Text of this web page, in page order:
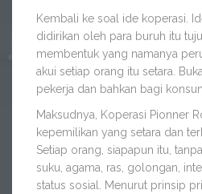
Kembali ke soal ide koperasi.
didirikan oleh para buruh itu
membentuk yang namanya
akui setiap orang itu setara.
pekerja dan bahkan bagi
Maksudnya, Koperasi Pionner
kepemilikan yang setara dan
Setiap orang, siapapun itu,
suku, agama, ras, golongan,
status sosial. Menurut prinsip